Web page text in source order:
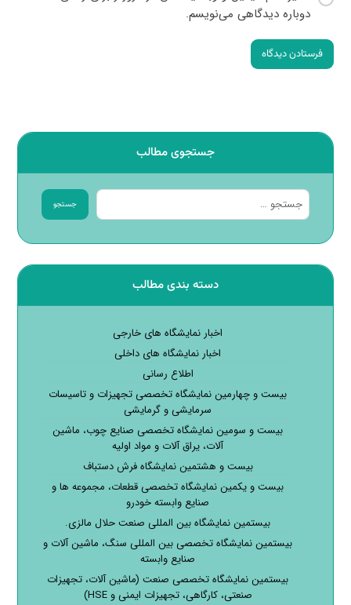
دوباره دیدگاهی می‌نویسم.
فرستادن دیدگاه
جستجوی مطالب
جستجو
دسته بندی مطالب
اخبار نمایشگاه های خارجی
اخبار نمایشگاه های داخلی
اطلاع رسانی
بیست و چهارمین نمایشگاه تخصصی تجهیزات و تاسیسات
سرمایشی و گرمایشی
بیست و سومین نمایشگاه تخصصی صنایع چوب، ماشین
آلات، یراق آلات و مواد اولیه
بیست و هشتمین نمایشگاه فرش دستباف
بیست و یکمین نمایشگاه تخصصی قطعات، مجموعه ها و
صنایع وابسته خودرو
بیستمین نمایشگاه بین المللی صنعت حلال مالزی.
بیستمین نمایشگاه تخصصی بین المللی سنگ، ماشین آلات و
صنایع وابسته
بیستمین نمایشگاه تخصصی صنعت (ماشین آلات، تجهیزات
صنعتی، کارگاهی، تجهیزات ایمنی و HSE)